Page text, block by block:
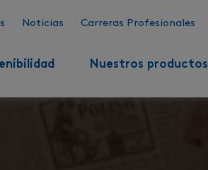
Noticias Carreras Profesionales
Nuestros productos